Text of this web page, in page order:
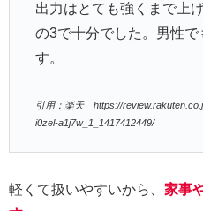
出力はとても強くまで上
の3で十分でした。男性
す。
引用：楽天 https://
i0zel-a1j7w_1_1417412449/
軽くて扱いやすいから、 家事